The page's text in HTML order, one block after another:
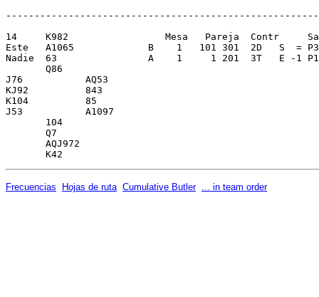
14     K982                 Mesa   Pareja  Contr
Este   A1065             B    1   101 301  2D   S  =
Nadie  63                A    1     1 201  3T   E -1
       Q86
J76           AQ53
KJ92          843
K104          85
J53           A1097
       104
       Q7
       AQJ972
Frecuencias Hojas de ruta Cumulative Butler ... in team order